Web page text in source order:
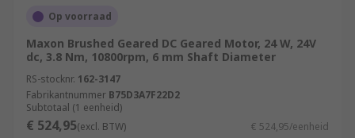
Op voorraad
Maxon Brushed Geared DC Geared Motor, 24 W, 24V
dc, 3.8 Nm, 10800rpm, 6 mm Shaft Diameter
RS-stocknr. 162-3147
Fabrikantnummer B75D3A7F22D2
Subtotaal (1 eenheid)
€ 524,95(excl. BTW) € 524,95/eenheid